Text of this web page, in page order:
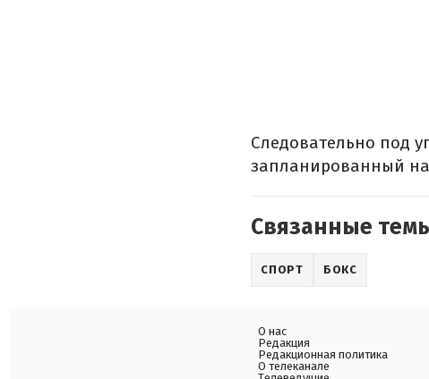
Следовательно под
запланированный на
Связанные
СПОРТ БОКС
О нас
Редакция
Редакционная политика
О телеканале